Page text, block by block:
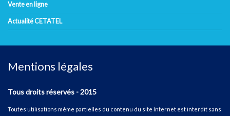
Vente en ligne
Actualité CETATEL
Mentions légales
Tous droits réservés - 2015
Toutes utilisations même partielles du contenu du site Internet est interdit sans